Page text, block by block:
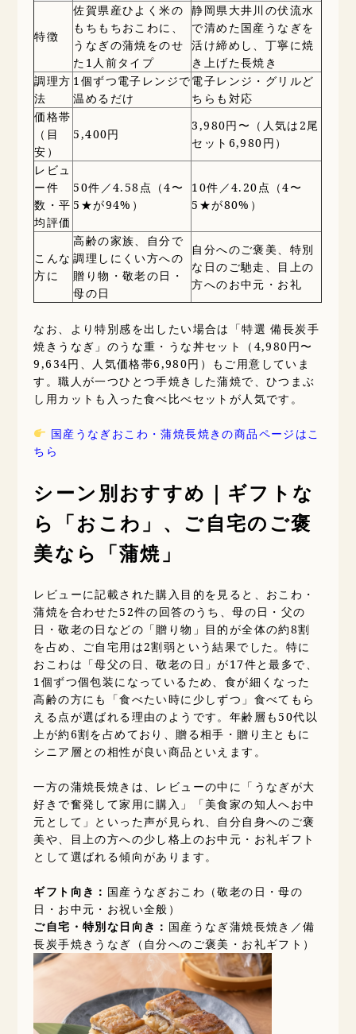
特徴
佐賀県産ひよく米の
もちもちおこわに、
うなぎの蒲焼をのせ
た1人前タイプ
静岡県大井川の伏流水
で清めた国産うなぎを
活け締めし、丁寧に焼
き上げた長焼き
調理方
法
1個ずつ電子レンジで
温めるだけ
電子レンジ・グリルど
ちらも対応
価格帯
（目
安）
5,400円
3,980円〜（人気は2尾
セット6,980円）
レビュ
ー件
数・平
均評価
50件／4.58点（4〜
5★が94%）
10件／4.20点（4〜
5★が80%）
こんな
方に
高齢の家族、自分で
調理しにくい方への
贈り物・敬老の日・
母の日
自分へのご褒美、特別
な日のご馳走、目上の
方へのお中元・お礼
なお、より特別感を出したい場合は「特選 備長炭手
焼きうなぎ」のうな重・うな丼セット（4,980円〜
9,634円、人気価格帯6,980円）もご用意していま
す。職人が一つひとつ手焼きした蒲焼で、ひつまぶ
し用カットも入った食べ比べセットが人気です。
国産うなぎおこわ・蒲焼長焼きの商品ページはこ
ちら
シーン別おすすめ｜ギフトな
ら「おこわ」、ご自宅のご褒
美なら「蒲焼」
レビューに記載された購入目的を見ると、おこわ・
蒲焼を合わせた52件の回答のうち、母の日・父の
日・敬老の日などの「贈り物」目的が全体の約8割
を占め、ご自宅用は2割弱という結果でした。特に
おこわは「母父の日、敬老の日」が17件と最多で、
1個ずつ個包装になっているため、食が細くなった
高齢の方にも「食べたい時に少しずつ」食べてもら
える点が選ばれる理由のようです。年齢層も50代以
上が約6割を占めており、贈る相手・贈り主ともに
シニア層との相性が良い商品といえます。
一方の蒲焼長焼きは、レビューの中に「うなぎが大
好きで奮発して家用に購入」「美食家の知人へお中
元として」といった声が見られ、自分自身へのご褒
美や、目上の方への少し格上のお中元・お礼ギフト
として選ばれる傾向があります。
ギフト向き： 国産うなぎおこわ（敬老の日・母の
日・お中元・お祝い全般）
ご自宅・特別な日向き： 国産うなぎ蒲焼長焼き／備
長炭手焼きうなぎ（自分へのご褒美・お礼ギフト）